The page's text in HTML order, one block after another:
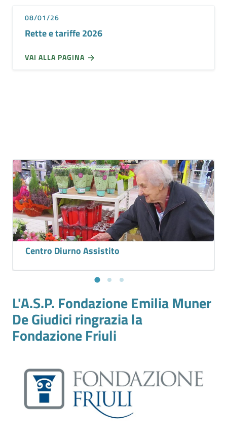
08/01/26
Rette e tariffe 2026
VAI ALLA PAGINA
Centro Diurno Assistito
L'A.S.P. Fondazione Emilia Muner
De Giudici ringrazia la
Fondazione Friuli